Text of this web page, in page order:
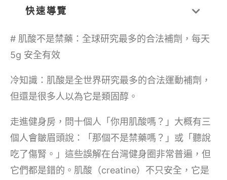
快速導覽
# 肌酸不是禁藥：全球研究最多的合法補劑，每天
5g 安全有效
冷知識：肌酸是全世界研究最多的合法運動補劑，
但還是很多人以為它是類固醇。
走進健身房，問十個人「你用肌酸嗎？」大概有三
個人會皺眉頭說：「那個不是禁藥嗎？」或「聽說
吃了傷腎。」這些誤解在台灣健身圈非常普遍，但
它們都是錯的。肌酸（creatine）不只安全，它是